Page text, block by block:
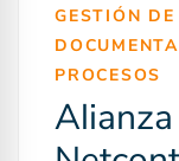
GESTIÓN
PROCESOS